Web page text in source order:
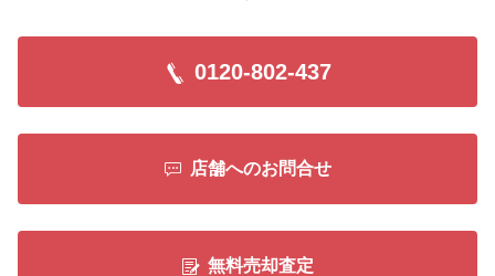
0120-802-437
店舗へのお問合せ
無料売却査定